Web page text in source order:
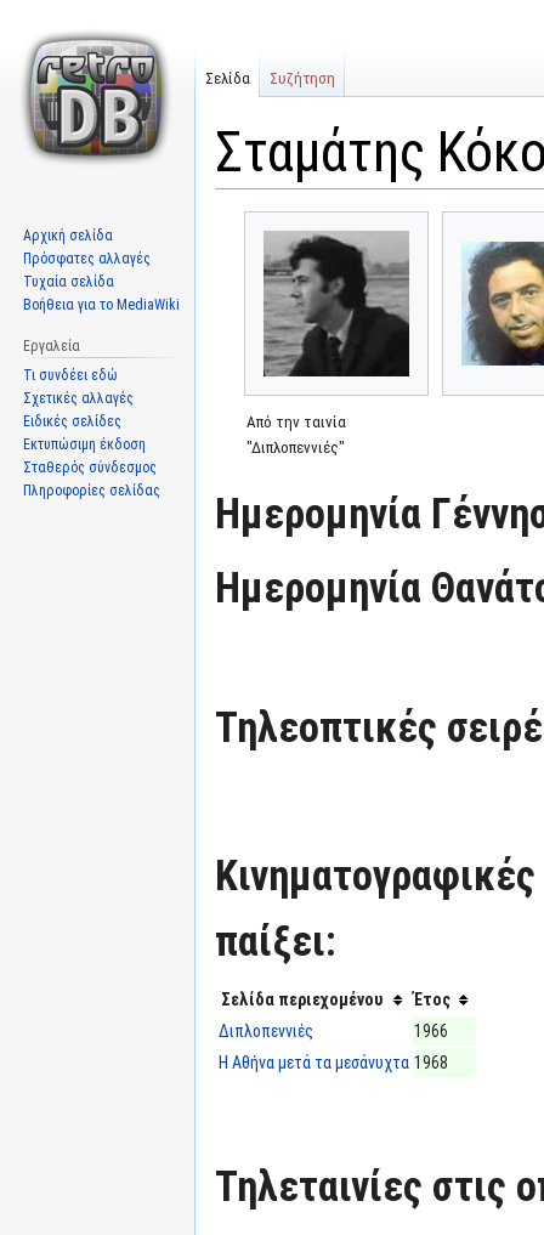
Σταμάτης
πλοήγηση
αναζήτηση
Από την ταινία
"Διπλοπεννιές"
Ημερομηνία
Ημερομηνία
Τηλεοπτικές
Κινηματογραφικές
παίξει:
Σελίδα περιεχομένου
Έτος
Διπλοπεννιές
1966
Η Αθήνα μετά τα μεσάνυχτα 1968
Τηλεταινίες στις
Σελίδα Συζήτηση
Αρχική σελίδα
Πρόσφατες αλλαγές
Τυχαία σελίδα
Βοήθεια για το MediaWiki
Εργαλεία
Τι συνδέει εδώ
Σχετικές αλλαγές
Ειδικές σελίδες
Εκτυπώσιμη έκδοση
Σταθερός σύνδεσμος
Πληροφορίες σελίδας